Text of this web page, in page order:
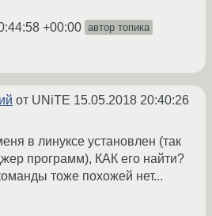
+00:00 автор топика
от UNiTE 15.05.2018 20:40:26
в линуксе установлен (так
программ), КАК его найти?
тоже похожей нет...